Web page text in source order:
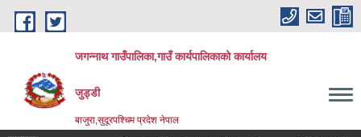
Skip to main content
जगन्नाथ गाउँपालिका,गाउँ कार्यपालिकाको कार्यालय
जुड्डी
बाजुरा,सुदूरपश्चिम प्रदेश नेपाल